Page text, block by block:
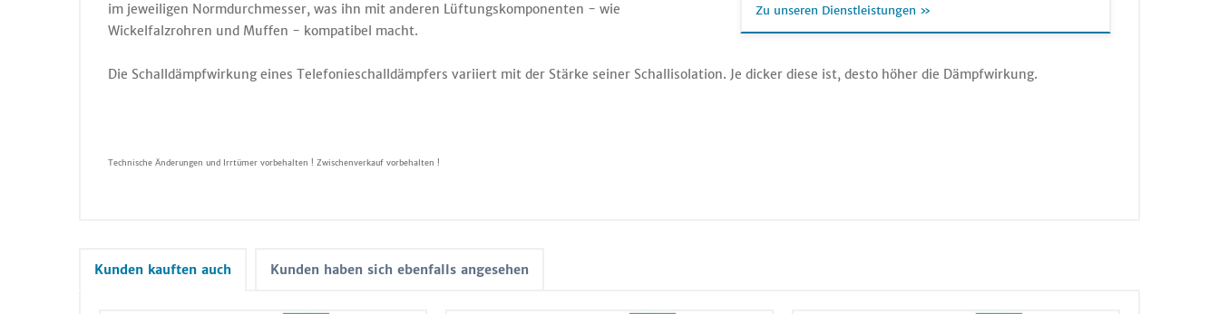
Zu unseren Dienstleistungen »
im jeweiligen Normdurchmesser, was ihn mit anderen Lüftungskomponenten - wie
Wickelfalzrohren und Muffen - kompatibel macht.
Die Schalldämpfwirkung eines Telefonieschalldämpfers variiert mit der Stärke seiner Schallisolation. Je dicker diese ist, desto höher die Dämpfwirkung.
Technische Änderungen und Irrtümer vorbehalten ! Zwischenverkauf vorbehalten !
Kunden kauften auch Kunden haben sich ebenfalls angesehen